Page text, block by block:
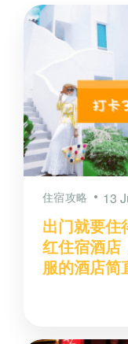
住宿攻略 13
出门就要住
红住宿酒店
服的酒店简